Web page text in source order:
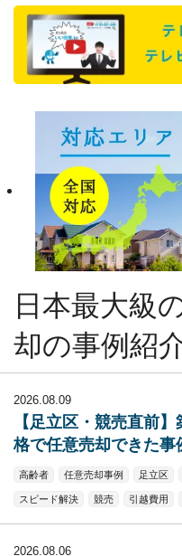
日本最大級
却の事例紹
2026.08.09
【足立区・競売直前
格で任意売却できた事
高齢者 任意売却事例 足立区
スピード解決 競売 引越費用
2026.08.06